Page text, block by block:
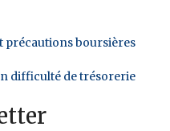
précautions boursières
difficulté de trésorerie